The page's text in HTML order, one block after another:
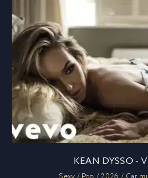
KEAN DYSSO -